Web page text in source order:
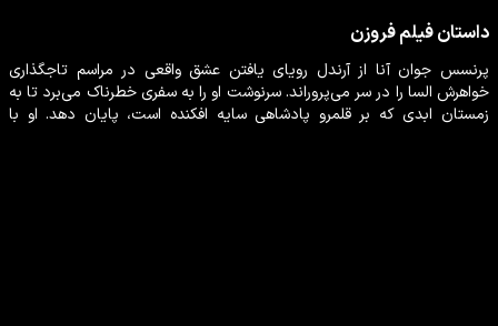
داستانفیلمفروزن
پرنسس جوان آنا از آرندل رویای یافتن عشق واقعی در مراسم تاجگذاری
خواهرش السا را ​​در سر می‌پروراند. سرنوشت او را به سفری خطرناک می‌برد تا به
زمستان ابدی که بر قلمرو پادشاهی سایه افکنده است، پایان دهد. او با